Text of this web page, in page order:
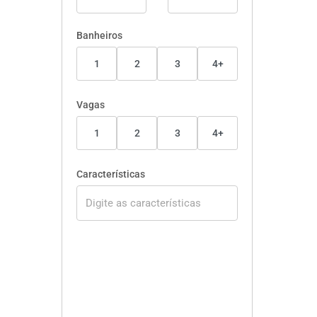
Banheiros
1 2 3 4+
Vagas
1 2 3 4+
Características